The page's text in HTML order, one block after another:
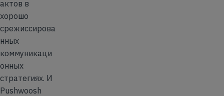
актов в
хорошо
срежиссирова
нных
коммуникаци
онных
стратегиях. И
Pushwoosh